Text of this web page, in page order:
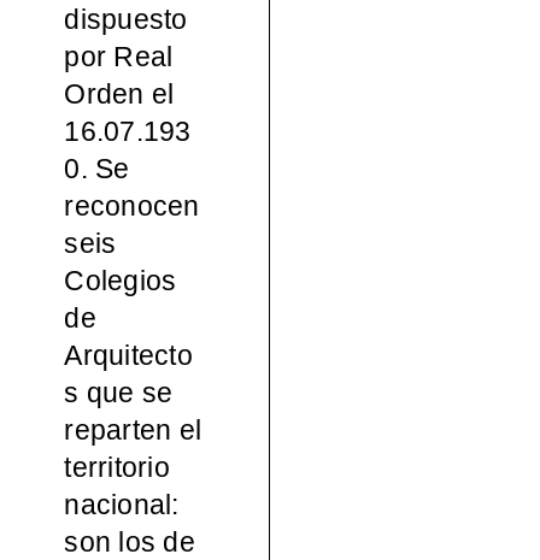
dispuesto
por Real
Orden el
16.07.193
0. Se
reconocen
seis
Colegios
de
Arquitecto
s que se
reparten el
territorio
nacional:
son los de